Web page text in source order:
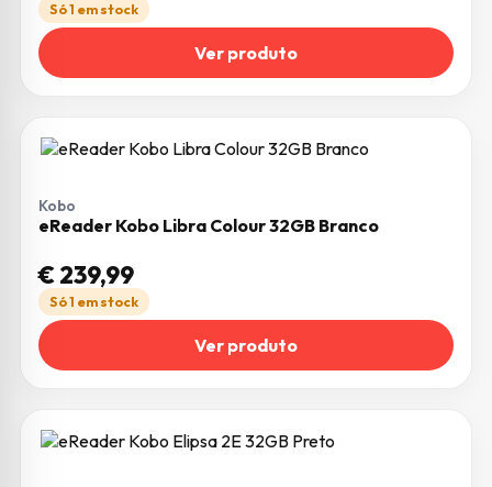
Só 1 em stock
Ver produto
Kobo
eReader Kobo Libra Colour 32GB Branco
€239,99
Só 1 em stock
Ver produto